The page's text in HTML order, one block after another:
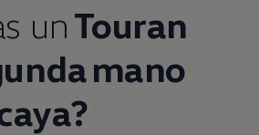
unTouran
mano